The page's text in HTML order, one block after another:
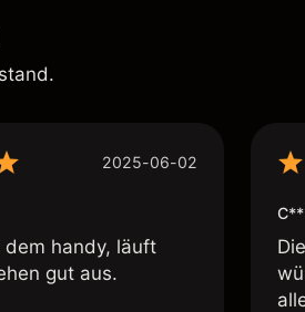
2025-06-02
handy, läuft
gut aus.